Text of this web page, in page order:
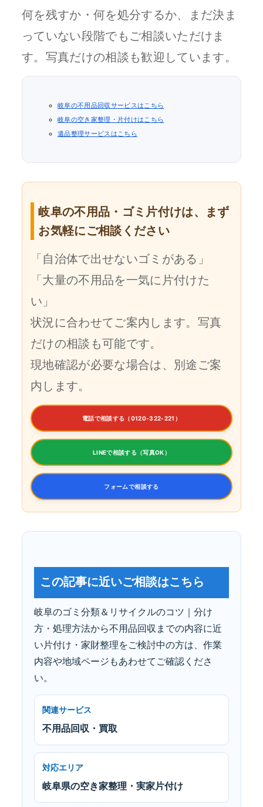
何を残すか・何を処分するか、まだ決ま
っていない段階でもご相談いただけま
す。写真だけの相談も歓迎しています。
岐阜の不用品回収サービスはこちら
岐阜の空き家整理・片付けはこちら
遺品整理サービスはこちら
岐阜の不用品・ゴミ片付けは、まず
お気軽にご相談ください
「自治体で出せないゴミがある」
「大量の不用品を一気に片付けた
い」
状況に合わせてご案内します。写真
だけの相談も可能です。
現地確認が必要な場合は、別途ご案
内します。
電話で相談する（0120-322-221）
LINEで相談する（写真OK）
フォームで相談する
この記事に近いご相談はこちら
岐阜のゴミ分類＆リサイクルのコツ｜分け
方・処理方法から不用品回収までの内容に近
い片付け・家財整理をご検討中の方は、作業
内容や地域ページもあわせてご確認くださ
い。
関連サービス
不用品回収・買取
対応エリア
岐阜県の空き家整理・実家片付け